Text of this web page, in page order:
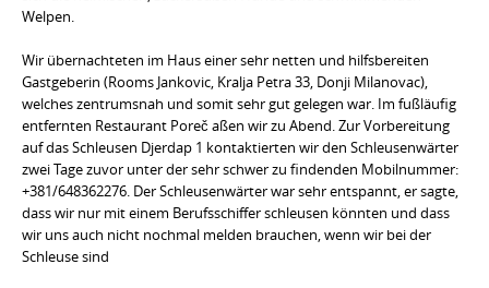
Welpen.
Wir übernachteten im Haus einer sehr netten und hilfsbereiten
Gastgeberin (Rooms Jankovic, Kralja Petra 33, Donji Milanovac),
welches zentrumsnah und somit sehr gut gelegen war. Im fußläufig
entfernten Restaurant Poreč aßen wir zu Abend. Zur Vorbereitung
auf das Schleusen Djerdap 1 kontaktierten wir den Schleusenwärter
zwei Tage zuvor unter der sehr schwer zu findenden Mobilnummer:
+381/648362276. Der Schleusenwärter war sehr entspannt, er sagte,
dass wir nur mit einem Berufsschiffer schleusen könnten und dass
wir uns auch nicht nochmal melden brauchen, wenn wir bei der
Schleuse sind